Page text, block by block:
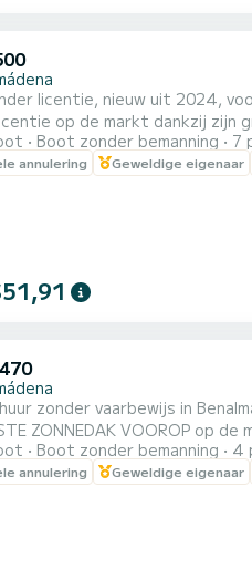
licentie, nieuw uit 2024,
op de markt dankzij
bluetooth-radio, GPS,
aan. Vraag vrijblijvend een
Boot zonder bemanning 7
annulering Geweldige eigenaar
zonder vaarbewijs in
ZONNEDAK VOOROP op
terwijl je van de zon
muziek met bluetooth-
Boot zonder bemanning 4
annulering Geweldige eigenaar